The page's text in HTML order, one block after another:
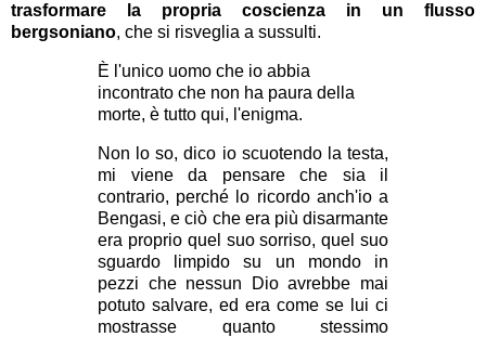
trasformare la propria coscienza in un flusso
bergsoniano, che si risveglia a sussulti.
È l'unico uomo che io abbia
incontrato che non ha paura della
morte, è tutto qui, l'enigma.
Non lo so, dico io scuotendo la testa,
mi viene da pensare che sia il
contrario, perché lo ricordo anch'io a
Bengasi, e ciò che era più disarmante
era proprio quel suo sorriso, quel suo
sguardo limpido su un mondo in
pezzi che nessun Dio avrebbe mai
potuto salvare, ed era come se lui ci
mostrasse quanto stessimo